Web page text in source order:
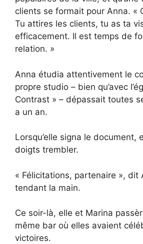
clients se formait pour Anna. «
Tu attires les clients, tu as ta
efficacement. Il est temps de
relation. »
Anna étudia attentivement le
propre studio – bien qu’avec
Contrast » – dépassait toutes
a un an.
Lorsqu’elle signa le document,
doigts trembler.
« Félicitations, partenaire », dit
tendant la main.
Ce soir-là, elle et Marina
même bar où elles avaient
victoires.